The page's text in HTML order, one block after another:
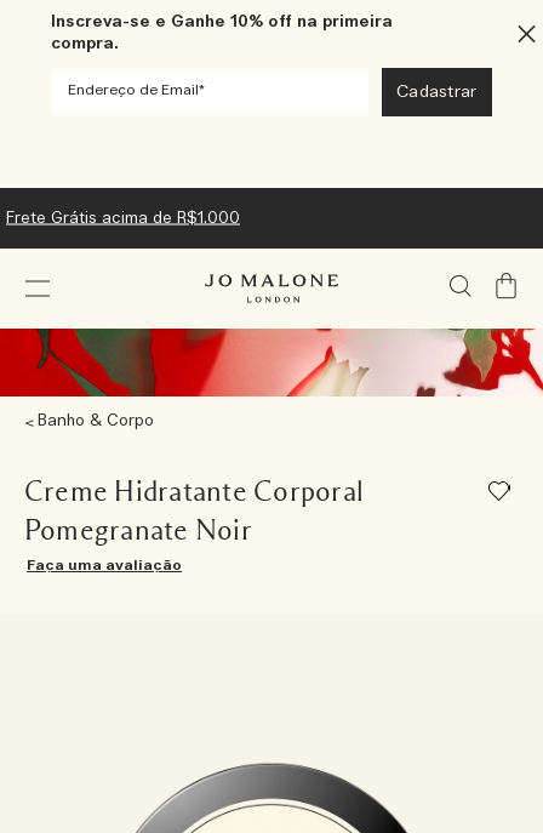
Inscreva-se e Ganhe 10% off na primeira
compra.
Frete Grátis acima de R$1.000
Meu
Banho & Corpo
Creme Hidratante Corporal
Pomegranate Noir
Faça uma avaliação